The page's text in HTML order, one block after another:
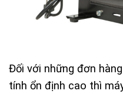
Đối với những đơn
tính ổn định cao thì